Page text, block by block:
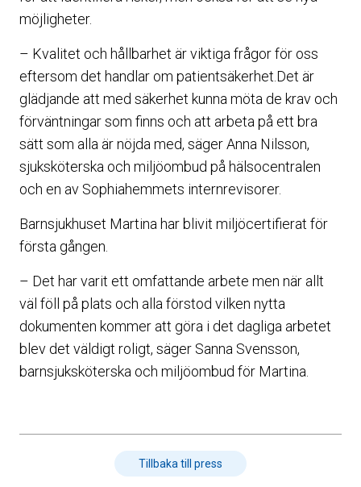
möjligheter.
– Kvalitet och hållbarhet är viktiga frågor för oss
eftersom det handlar om patientsäkerhet.Det är
glädjande att med säkerhet kunna möta de krav och
förväntningar som finns och att arbeta på ett bra
sätt som alla är nöjda med, säger Anna Nilsson,
sjuksköterska och miljöombud på hälsocentralen
och en av Sophiahemmets internrevisorer.
Barnsjukhuset Martina har blivit miljöcertifierat för
första gången.
– Det har varit ett omfattande arbete men när allt
väl föll på plats och alla förstod vilken nytta
dokumenten kommer att göra i det dagliga arbetet
blev det väldigt roligt, säger Sanna Svensson,
barnsjuksköterska och miljöombud för Martina.
Tillbaka till press